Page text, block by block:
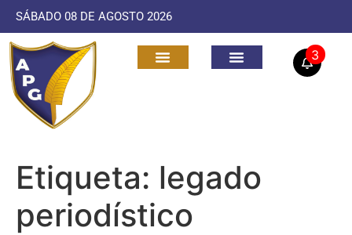
SÁBADO 08 DE AGOSTO 2026
3
Etiqueta: legado
periodístico